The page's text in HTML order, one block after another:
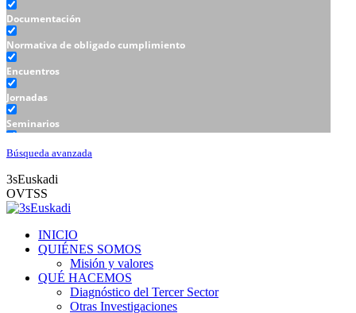
Documentación
Normativa de obligado cumplimiento
Encuentros
Jornadas
Seminarios
Talleres
Búsqueda avanzada
3sEuskadi
OVTSS
INICIO
QUIÉNES SOMOS
Misión y valores
QUÉ HACEMOS
Diagnóstico del Tercer Sector
Otras Investigaciones